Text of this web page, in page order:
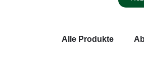
Alle Produkte